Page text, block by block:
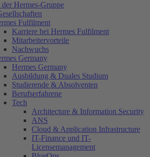
der Hermes-Gruppe
Fulfilment
Karriere bei Hermes Fulfilment
Mitarbeitervorteile
Nachwuchs
Germany
Hermes Germany
Ausbildung & Duales Studium
Studierende & Absolventen
Berufserfahrene
Tech
Architecture & Information Security
ANS
Cloud & Application Infrastructure
IT-Finance und IT-
Licensemanagement